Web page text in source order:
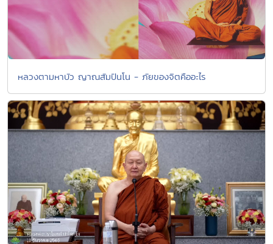
หลวงตามหาบัว ญาณสัมปันโน - ภัยของจิตคืออะไร